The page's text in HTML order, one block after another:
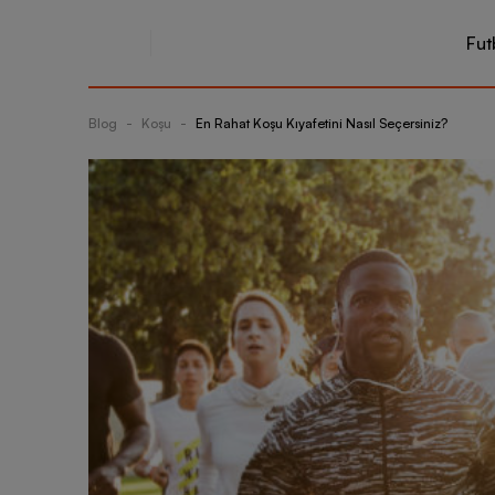
Blog - Koşu - En Rahat Koşu Kıyafetini Nasıl Seçersiniz?